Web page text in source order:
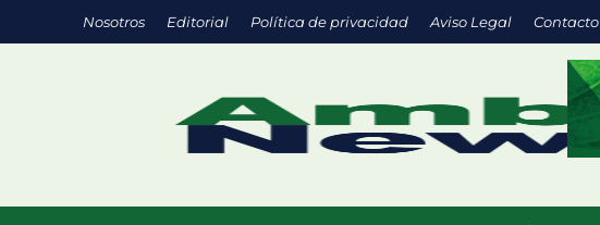
Nosotros Editorial Política de privacidad Aviso Legal Contacto